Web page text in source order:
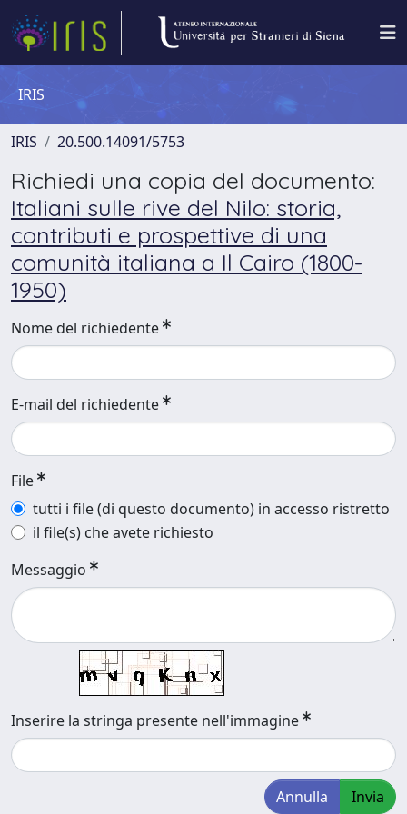
IRIS
IRIS 20.500.14091/5753
Richiedi una copia del documento:
Italiani sulle rive del Nilo: storia,
contributi e prospettive di una
comunità italiana a Il Cairo (1800-
1950)
Nome del richiedente
E-mail del richiedente
File
tutti i file (di questo documento) in accesso ristretto
il file(s) che avete richiesto
Messaggio
Inserire la stringa presente nell'immagine
Annulla Invia